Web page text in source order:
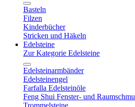
Basteln
Filzen
Kinderbücher
Stricken und Häkeln
Edelsteine
Zur Kategorie Edelsteine
Edelsteinarmbänder
Edelsteinengel
Farfalla Edelsteinöle
Feng Shui Fenster- und Raumschmu